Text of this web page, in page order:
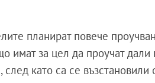
планират повече
имат за цел да проучат
след като са се